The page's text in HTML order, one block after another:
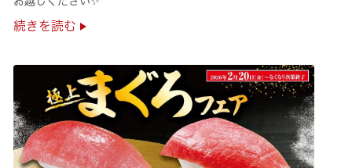
続きを読む